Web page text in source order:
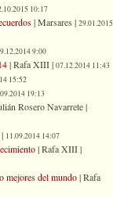
10:17
| Marsares | 29.01.2015
9:00
| Rafa XIII | 07.12.2014 11:43
15:52
19:13
Rosero Navarrete |
11.09.2014 14:07
| Rafa XIII |
mejores del mundo| Rafa